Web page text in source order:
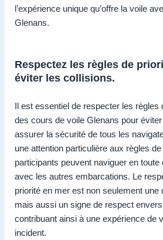
l’expérience unique qu’offre la voile
Glenans.
Respectez les règles de
éviter les collisions.
Il est essentiel de respecter les règles
des cours de voile Glenans pour
assurer la sécurité de tous les
une attention particulière aux règles
participants peuvent naviguer en
avec les autres embarcations. Le
priorité en mer est non seulement une
mais aussi un signe de respect
contribuant ainsi à une expérience de
incident.